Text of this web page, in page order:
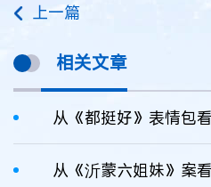
上一篇
相关文章